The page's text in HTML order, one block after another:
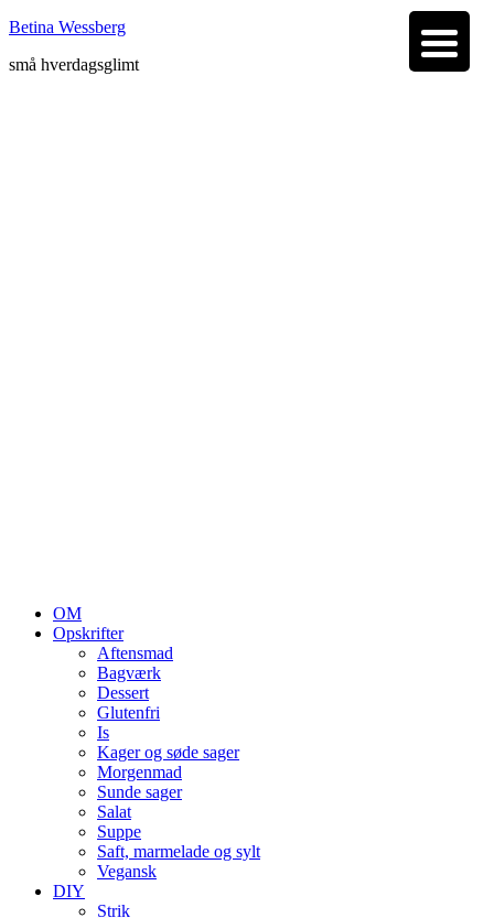
Betina Wessberg
små hverdagsglimt
OM
Opskrifter
Aftensmad
Bagværk
Dessert
Glutenfri
Is
Kager og søde sager
Morgenmad
Sunde sager
Salat
Suppe
Saft, marmelade og sylt
Vegansk
DIY
Strik